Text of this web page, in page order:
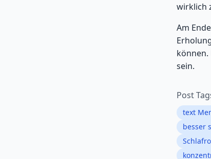
wirklich
Am
können.
sein.
Post
text
besser